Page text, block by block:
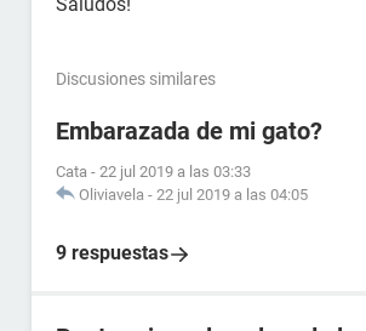
Discusiones similares
Embarazada de mi gato?
Cata - 22 jul 2019 a las 03:33
Oliviavela - 22 jul 2019 a las 04:05
9 respuestas